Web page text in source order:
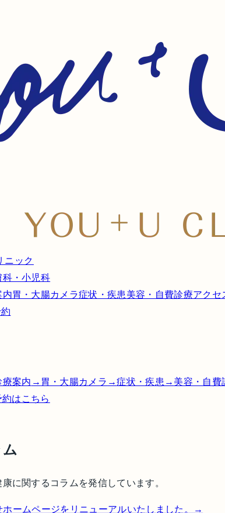
ニック
科・小児科
内胃・大腸カメラ症状・疾患 美容・自費診療アクセ
療案内 → 胃・大腸カメラ →症状・疾患 → 美容・自費
はこちら
に関するコラムを発信しています。
ホームページをリニューアルいたしました。
→